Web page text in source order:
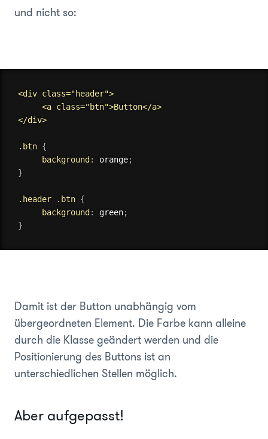
und nicht so:
<div class="header">
     <a class="btn">Button</a>
</div>
.btn {
background : orange;
}
.header .btn {
background : green;
}
Damit ist der Button unabhängig vom
übergeordneten Element. Die Farbe kann alleine
durch die Klasse geändert werden und die
Positionierung des Buttons ist an
unterschiedlichen Stellen möglich.
Aber aufgepasst!